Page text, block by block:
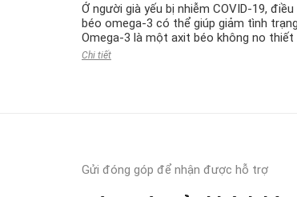
Ở người già yếu bị nhiễm COVID-19,
béo omega-3 có thể giúp giảm tình
Omega-3 là một axit béo không no
thể. Omega-3 mang lại những lợi ích tốt
Chi tiết
Gửi đóng góp để nhận được hỗ trợ